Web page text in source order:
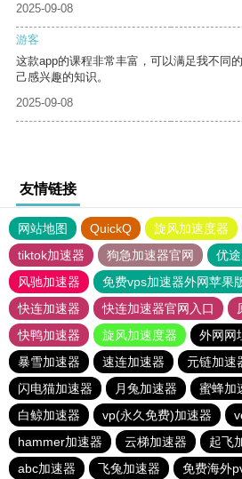
2025-09-08
游客
这款app的课程非常丰富，可以满足我不同
己感兴趣的知识。
2025-09-08
友情链接
网站地图 QuickQ 旋风加速度器
tiktok加速器
狗急加速器官网
优
风驰加速器
免费vps加速器外网苹果
快连加速器
快连加速器官网入口
快鸭加速器
旋风加速度器 外网网
暴雪加速器
速连加速器 元链加速
闪电猫加速器
月兔加速器 蜜蜂加
白鲸加速器
vp(永久免费)加速器
hammer加速器
云梯加速器 起飞
abc加速器
飞兔加速器 免费海外